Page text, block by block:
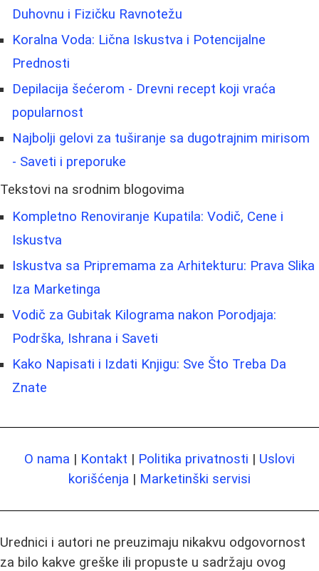
Duhovnu i Fizičku Ravnotežu
Koralna Voda: Lična Iskustva i Potencijalne
Prednosti
Depilacija šećerom - Drevni recept koji vraća
popularnost
Najbolji gelovi za tuširanje sa dugotrajnim mirisom
- Saveti i preporuke
Tekstovi na srodnim blogovima
Kompletno Renoviranje Kupatila: Vodič, Cene i
Iskustva
Iskustva sa Pripremama za Arhitekturu: Prava Slika
Iza Marketinga
Vodič za Gubitak Kilograma nakon Porodjaja:
Podrška, Ishrana i Saveti
Kako Napisati i Izdati Knjigu: Sve Što Treba Da
Znate
O nama | Kontakt | Politika privatnosti | Uslovi
korišćenja | Marketinški servisi
Urednici i autori ne preuzimaju nikakvu odgovornost
za bilo kakve greške ili propuste u sadržaju ovog